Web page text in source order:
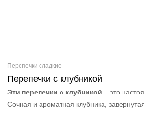
Перепечки сладкие
Перепечки с клубникой
Эти перепечки с клубникой – это
Сочная и ароматная клубника,